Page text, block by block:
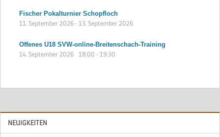
Fischer Pokalturnier Schopfloch
11. September 2026- 13. September 2026
Offenes U18 SVW-online-Breitenschach-Training
14. September 2026 18:00 - 19:30
NEUIGKEITEN